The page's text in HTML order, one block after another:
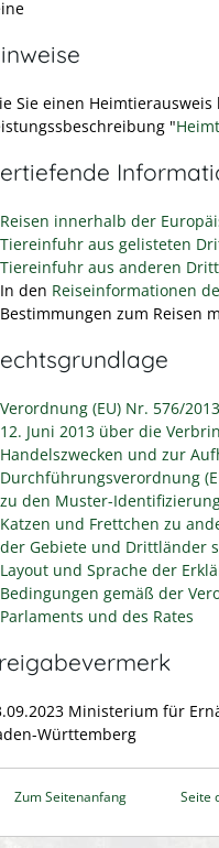
Sie einen
"
Reisen innerhalb der
Tiereinfuhr aus gelisteten
Tiereinfuhr aus anderen
In den Reiseinformationen
Bestimmungen zum Reisen
Verordnung (EU) Nr. 576/
12. Juni 2013 über die
Handelszwecken und zur
Durchführungsverordnung
zu den Muster-
Katzen und Frettchen zu
der Gebiete und Drittländer
Layout und Sprache der
Bedingungen gemäß der
Parlaments und des Rates
Ministerium für
Württemberg
Zum Seitenanfang Seite